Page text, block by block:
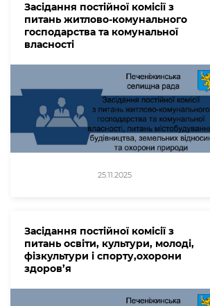
Засідання постійної комісії з
питань житлово-комунального
господарства та комунальної
власності
25.11.2025
Засідання постійної комісії з
питань освіти, культури, молоді,
фізкультури і спорту,охорони
здоров’я